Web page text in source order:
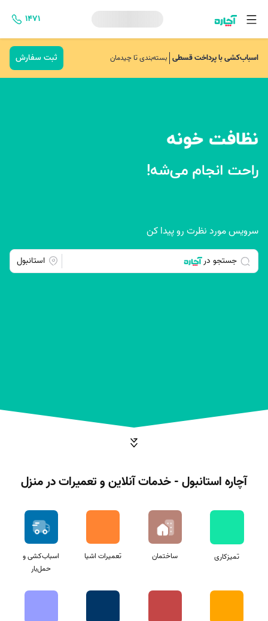
۱۴۷۱
اسباب‌کشی با پرداخت قسطی بسته‌بندی تا چیدمان ثبت سفارش
سرویس مورد نظرت رو پیدا کن
جستجو در استانبول
آچاره استانبول - خدمات آنلاین و تعمیرات در منزل
تمیزکاری ساختمان تعمیرات اشیا
اسباب‌کشی و
حمل‌بار